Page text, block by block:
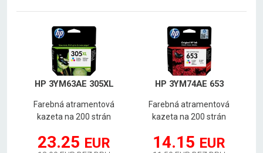
HP 3YM63AE 305XL
Farebná atramentová
kazeta na 200 strán
23.25 EUR
HP 3YM74AE 653
Farebná atramentová
kazeta na 200 strán
14.15 EUR